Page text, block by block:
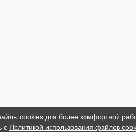
cookies для более комфортной
с Политикой использования файлов